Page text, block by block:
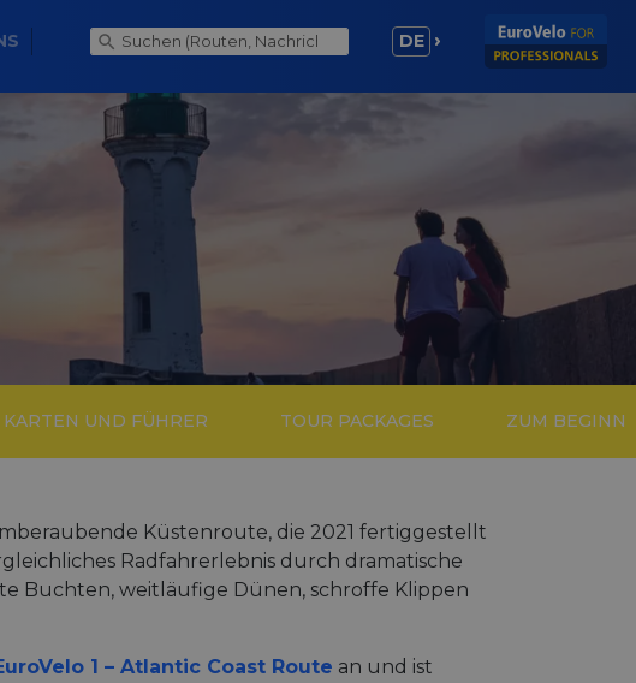
DE
KARTEN UND FÜHRER TOUR PACKAGES ZUM BEGINN
Küstenroute, die 2021 fertiggestellt
Radfahrerlebnis durch dramatische
Buchten, weitläufige Dünen, schroffe Klippen
1 – Atlantic Coast Route an und ist